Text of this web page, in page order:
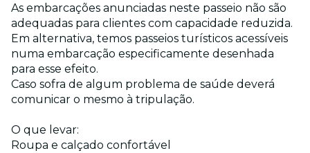
As embarcações anunciadas neste passeio não são
adequadas para clientes com capacidade reduzida.
Em alternativa, temos passeios turísticos acessíveis
numa embarcação especificamente desenhada
para esse efeito.
Caso sofra de algum problema de saúde deverá
comunicar o mesmo à tripulação.
O que levar:
Roupa e calçado confortável